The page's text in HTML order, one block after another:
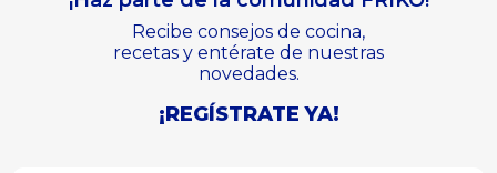
Recibe consejos de cocina,
recetas y entérate de nuestras
novedades.
¡REGÍSTRATE YA!